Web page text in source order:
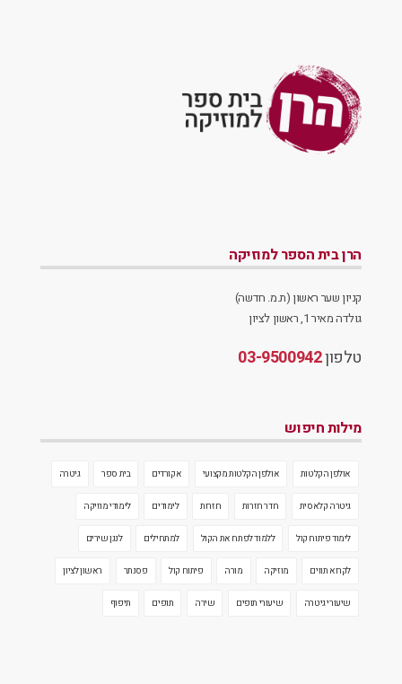
הרן בית הספר למוזיקה
קניון שער ראשון (ת.מ. חדשה)
גולדה מאיר 1, ראשון לציון
טלפון03-9500942
מילות חיפוש
אולפן הקלטות אולפן הקלטות מקצועי אקורדים בית ספר גיטרה
גיטרה קלאסית חדר חזרות חזרות לימודים לימודי מוזיקה
לימוד פיתוח קול ללמוד לפתח את הקול למתחילים לנגן שירים
לקרוא תווים מוזיקה מורה פיתוח קול פסנתר ראשון לציון
שיעורי גיטרה שיעורי תופים שירה תופים תיפוף